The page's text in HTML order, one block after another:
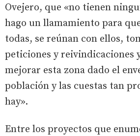
Ovejero, que «no tienen
hago un llamamiento para
todas, se reúnan con ellos,
peticiones y reivindicaciones
mejorar esta zona dado el
población y las cuestas tan
hay».
Entre los proyectos que